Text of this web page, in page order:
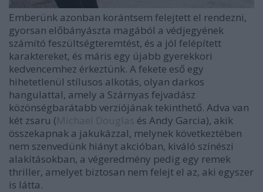
Emberünk azonban korántsem felejtett el rendezni,
gyorsan előbányászta magából a védjegyének
számító feszültségteremtést, és a jól felépített
karaktereket, és máris egy újabb gyerekkori
kedvencemhez érkeztünk. A fekete eső egy
hihetetlenül stílusos alkotás, olyan darkos
hangulattal, amely a Szárnyas fejvadász
közönségbarátabb verziójának tekinthető. Adva van
két zsaru (
és Andy Garcia), akik
összekapnak a jakukázzal, melynek következtében
nem szenvedünk hiányt akcióban, kiváló színészi
alakításokban, a végeredmény pedig egy remek
thriller, amelyet biztosan nem felejt el az, aki egyszer
is látta.